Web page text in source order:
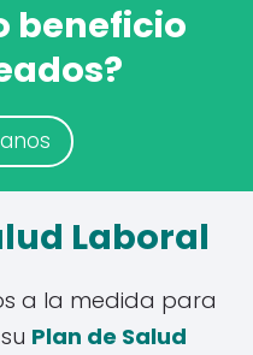
beneficio
Laboral
a la medida para
Plan de Salud